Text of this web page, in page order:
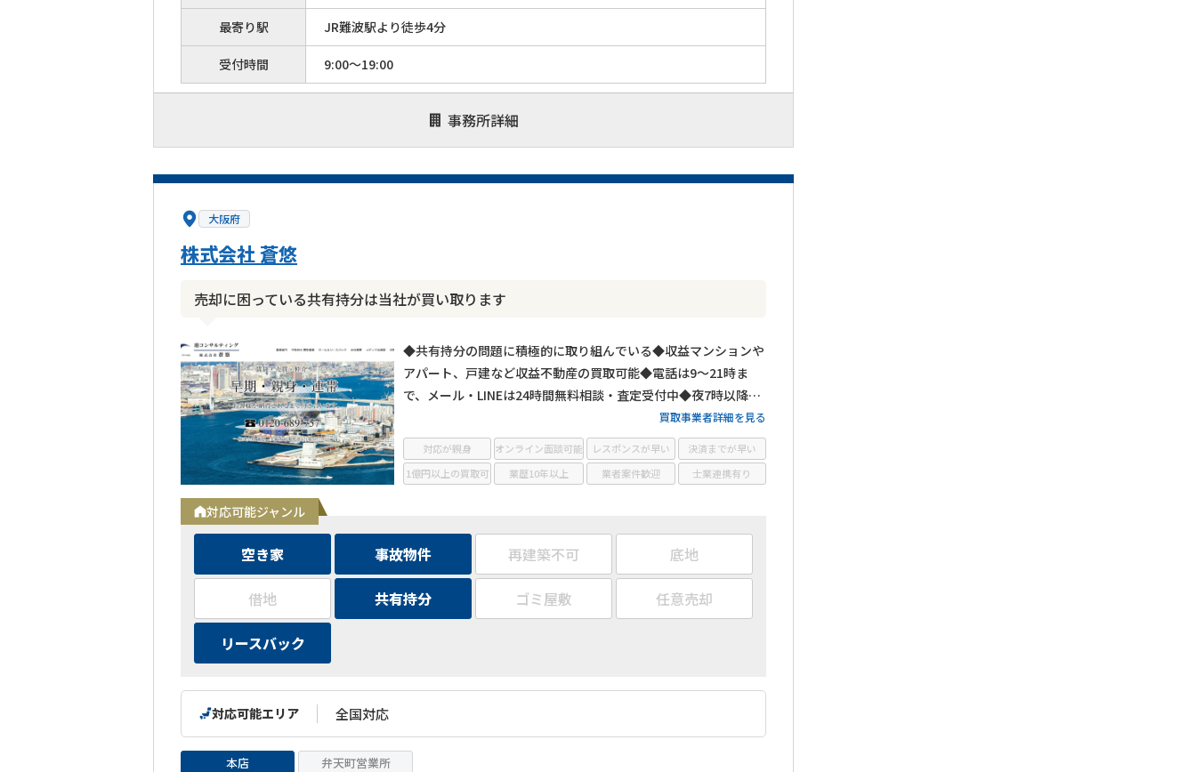
最寄り駅 JR難波駅より徒歩4分
受付時間 9:00～19:00
事務所詳細
大阪府
株式会社 蒼悠
売却に困っている共有持分は当社が買い取ります
◆共有持分の問題に積極的に取り組んでいる◆収益マンションや
アパート、戸建など収益不動産の買取可能◆電話は9～21時ま
で、メール・LINEは24時間無料相談・査定受付中◆夜7時以降も
買取事業者詳細を見る
対応可能ジャンル
空き家 事故物件 再建築不可 底地
借地 共有持分 ゴミ屋敷 任意売却
リースバック
本店 弁天町営業所
対応可能エリア 全国対応
対応が親身 オンライン面談可能 レスポンスが早い
決済までが早い
1億円以上の買取可
業歴10年以上 業者案件歓迎 士業連携有り